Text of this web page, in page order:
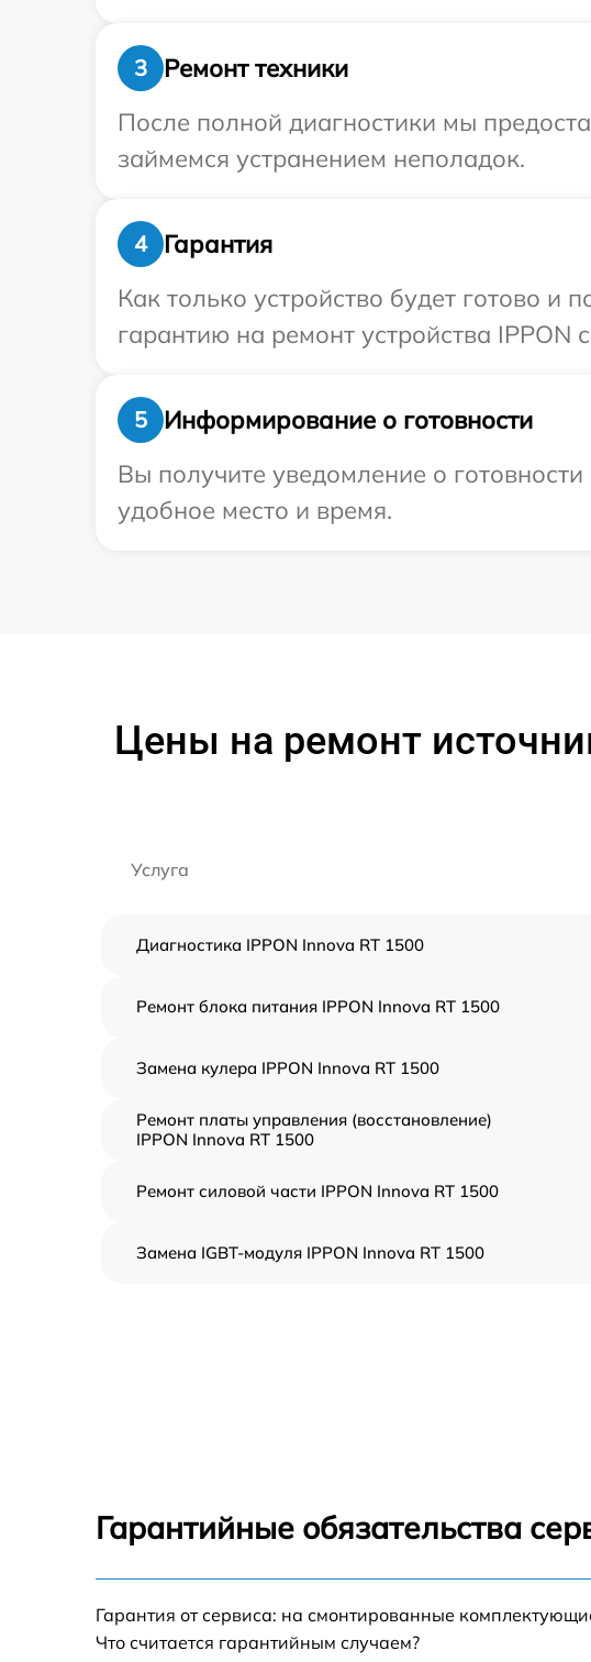
3
Ремонт техники
После полной диагностики мы
займемся устранением неполадок.
4
Гарантия
Как только устройство будет готово
гарантию на ремонт устройства IPPON
5
Информирование о готовности
Вы получите уведомление о
удобное место и время.
Цены на ремонт
Услуга
Диагностика IPPON Innova RT 1500
Ремонт блока питания IPPON Innova RT 1500
Замена кулера IPPON Innova RT 1500
Ремонт платы управления (восстановление)
IPPON Innova RT 1500
Ремонт силовой части IPPON Innova RT 1500
Замена IGBT-модуля IPPON Innova RT 1500
Гарантийные обязательства
Гарантия от сервиса: на смонтированные
Что считается гарантийным случаем?